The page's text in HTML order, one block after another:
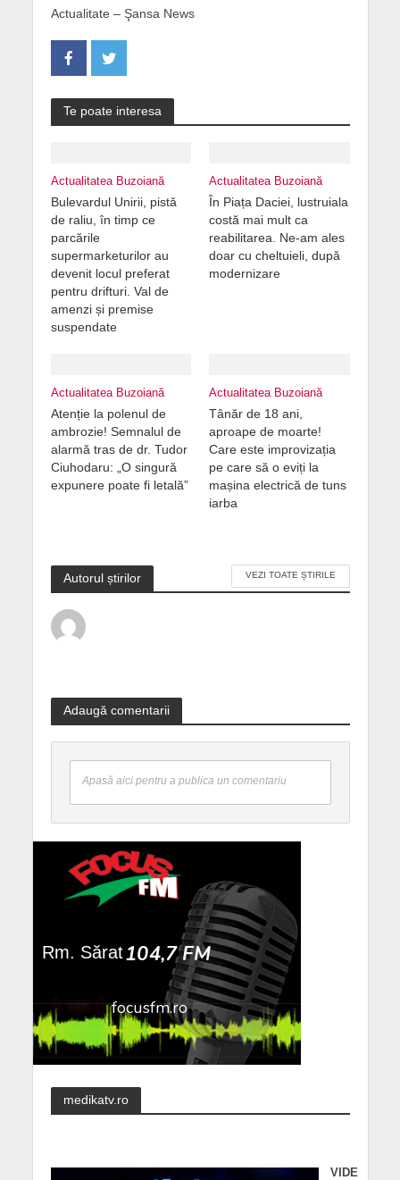
Actualitate – Şansa News
Te poate interesa
Actualitatea Buzoiană
Bulevardul Unirii, pistă
de raliu, în timp ce
parcările
supermarketurilor au
devenit locul preferat
pentru drifturi. Val de
amenzi și premise
suspendate
Actualitatea Buzoiană
În Piața Daciei, lustruiala
costă mai mult ca
reabilitarea. Ne-am ales
doar cu cheltuieli, după
modernizare
Actualitatea Buzoiană
Atenție la polenul de
ambrozie! Semnalul de
alarmă tras de dr. Tudor
Ciuhodaru: „O singură
expunere poate fi letală”
Actualitatea Buzoiană
Tânăr de 18 ani,
aproape de moarte!
Care este improvizația
pe care să o eviți la
mașina electrică de tuns
iarba
Autorul știrilor VEZI TOATE ȘTIRILE
Adaugă comentarii
Apasă aici pentru a publica un comentariu
medikatv.ro
VIDE